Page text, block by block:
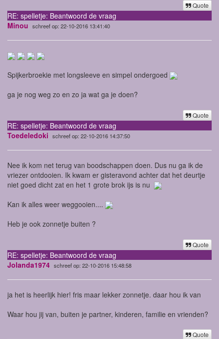
Quote
RE: spelletje: Beantwoord de vraag
Minou schreef op: 22-10-2016 13:41:40
Spijkerbroekie met longsleeve en simpel ondergoed
ga je nog weg zo en zo ja wat ga je doen?
Quote
RE: spelletje: Beantwoord de vraag
Toedeledoki schreef op: 22-10-2016 14:37:50
Nee ik kom net terug van boodschappen doen. Dus nu ga ik de
vriezer ontdooien. Ik kwam er gisteravond achter dat het deurtje
niet goed dicht zat en het 1 grote brok ijs is nu
Kan ik alles weer weggooien....
Heb je ook zonnetje buiten ?
Quote
RE: spelletje: Beantwoord de vraag
Jolanda1974 schreef op: 22-10-2016 15:48:58
ja het is heerlijk hier! fris maar lekker zonnetje. daar hou ik van
Waar hou jij van, buiten je partner, kinderen, familie en vrienden?
Quote